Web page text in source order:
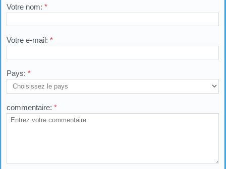
Votre nom: *
Votre e-mail: *
Pays: *
commentaire: *